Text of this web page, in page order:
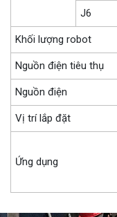
J6
Khối lượng robot
Nguồn điện tiêu thụ
Nguồn điện
Vị trí lắp đặt
Ứng dụng